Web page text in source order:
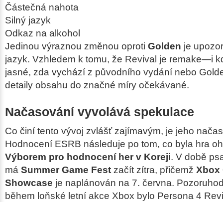
Částečná nahota
Silný jazyk
Odkaz na alkohol
Jedinou výraznou změnou oproti Golden je
jazyk. Vzhledem k tomu, že Revival je remake—i
jasné, zda vychází z původního vydání nebo
detaily obsahu do značné míry očekávané.
Načasování vyvolává spekulace
Co činí tento vývoj zvlášť zajímavým, je jeho
Hodnocení ESRB následuje po tom, co byla hra
Výborem pro hodnocení her v Koreji. V době
má Summer Game Fest začít zítra, přičemž Xbox
Showcase je naplánován na 7. června.
během loňské letní akce Xbox bylo Persona 4